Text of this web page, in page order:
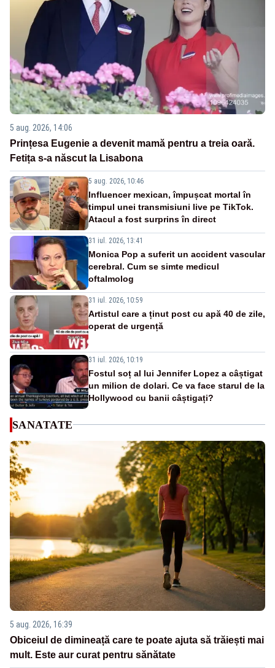
5 aug. 2026, 14:06
Prințesa Eugenie a devenit mamă pentru a treia oară.
Fetița s-a născut la Lisabona
5 aug. 2026, 10:46
Influencer mexican, împușcat mortal în
timpul unei transmisiuni live pe TikTok.
Atacul a fost surprins în direct
31 iul. 2026, 13:41
Monica Pop a suferit un accident vascular
cerebral. Cum se simte medicul
oftalmolog
31 iul. 2026, 10:59
Artistul care a ținut post cu apă 40 de zile,
operat de urgență
31 iul. 2026, 10:19
Fostul soț al lui Jennifer Lopez a câștigat
un milion de dolari. Ce va face starul de la
Hollywood cu banii câștigați?
SANATATE
5 aug. 2026, 16:39
Obiceiul de dimineață care te poate ajuta să trăiești mai
mult. Este aur curat pentru sănătate